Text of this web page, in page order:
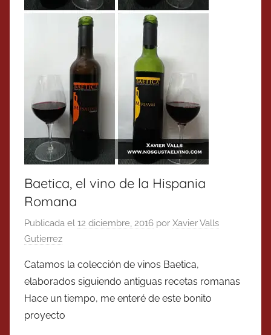
Baetica, el vino de la Hispania
Romana
Publicada el 12 diciembre, 2016 por Xavier Valls
Gutierrez
Catamos la colección de vinos Baetica,
elaborados siguiendo antiguas recetas romanas
Hace un tiempo, me enteré de este bonito
proyecto